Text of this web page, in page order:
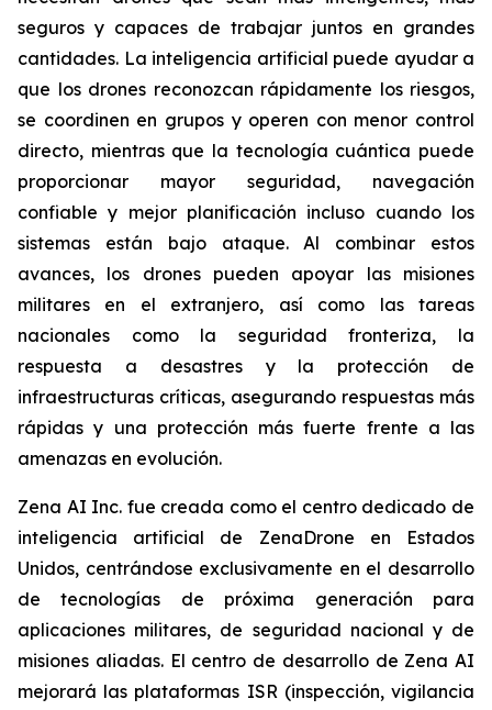
seguros y capaces de trabajar juntos en grandes
cantidades. La inteligencia artificial puede ayudar a
que los drones reconozcan rápidamente los riesgos,
se coordinen en grupos y operen con menor control
directo, mientras que la tecnología cuántica puede
proporcionar mayor seguridad, navegación
confiable y mejor planificación incluso cuando los
sistemas están bajo ataque. Al combinar estos
avances, los drones pueden apoyar las misiones
militares en el extranjero, así como las tareas
nacionales como la seguridad fronteriza, la
respuesta a desastres y la protección de
infraestructuras críticas, asegurando respuestas más
rápidas y una protección más fuerte frente a las
amenazas en evolución.
Zena AI Inc. fue creada como el centro dedicado de
inteligencia artificial de ZenaDrone en Estados
Unidos, centrándose exclusivamente en el desarrollo
de tecnologías de próxima generación para
aplicaciones militares, de seguridad nacional y de
misiones aliadas. El centro de desarrollo de Zena AI
mejorará las plataformas ISR (inspección, vigilancia